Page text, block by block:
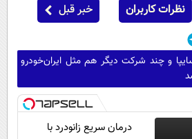
نظرات کاربران خبر قبل
و چند شرکت دیگر هم مثل ایران‌خودرو
درمان سریع زانودرد با